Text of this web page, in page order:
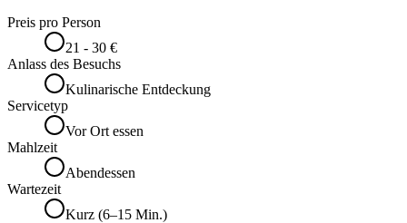
Preis pro Person
21 - 30 €
Anlass des Besuchs
Kulinarische Entdeckung
Servicetyp
Vor Ort essen
Mahlzeit
Abendessen
Wartezeit
Kurz (6–15 Min.)